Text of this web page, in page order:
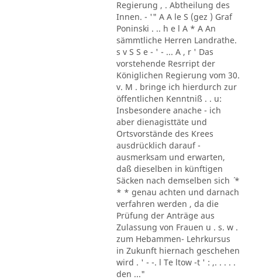
Regierung , . Abtheilung des
Innen. - '" A A le S (gez ) Graf
Poninski . .. h e l A * A An
sämmtliche Herren Landrathe.
s v S S e - ' - ... A , r ' Das
vorstehende Resrript der
Königlichen Regierung vom 30.
v. M . bringe ich hierdurch zur
öffentlichen Kenntniß . . u:
Insbesondere anache - ich
aber dienagisttäte und
Ortsvorstände des Krees
ausdrücklich darauf -
ausmerksam und erwarten,
daß dieselben in künftigen
Säcken nach demselben sich ´ *
* * genau achten und darnach
verfahren werden , da die
Prüfung der Anträge aus
Zulassung von Frauen u . s. w .
zum Hebammen- Lehrkursus
in Zukunft hiernach geschehen
wird . ' - -. l Te ltow -t ' : ,. . . . .
den ..."